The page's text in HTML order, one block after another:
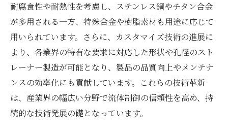
耐腐食性や耐熱性を考慮し、ステンレス鋼やチタン合金
が多用される一方、特殊合金や樹脂素材も用途に応じて
用いられています。さらに、カスタマイズ技術の進展に
より、各業界の特有な要求に対応した形状や孔径のスト
レーナー製造が可能となり、製品の品質向上やメンテナ
ンスの効率化にも貢献しています。これらの技術革新
は、産業界の幅広い分野で流体制御の信頼性を高め、持
続的な技術発展の礎となっています。